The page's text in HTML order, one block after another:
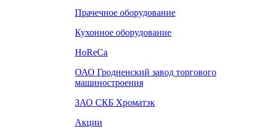
Прачечное оборудование
Кухонное оборудование
HoReCa
ОАО Гродненский завод торгового
машиностроения
ЗАО СКБ Хроматэк
Акции